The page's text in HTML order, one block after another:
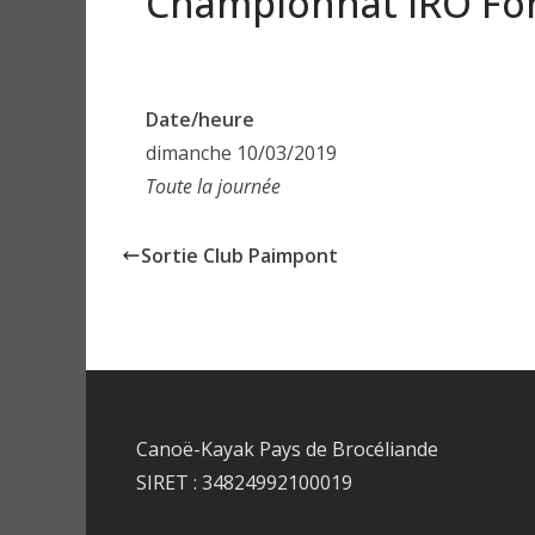
Date/heure
dimanche 10/03/2019
Toute la journée
Sortie Club Paimpont
Canoë-Kayak Pays de Brocéliande
SIRET : 34824992100019